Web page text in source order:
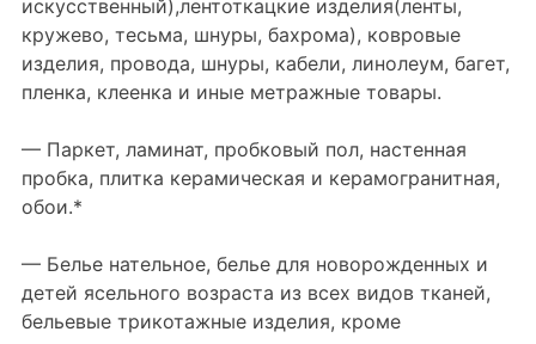
искусственный),лентоткацкие изделия(ленты,
кружево, тесьма, шнуры, бахрома), ковровые
изделия, провода, шнуры, кабели, линолеум, багет,
пленка, клеенка и иные метражные товары.
— Паркет, ламинат, пробковый пол, настенная
пробка, плитка керамическая и керамогранитная,
обои.*
— Белье нательное, белье для новорожденных и
детей ясельного возраста из всех видов тканей,
бельевые трикотажные изделия, кроме